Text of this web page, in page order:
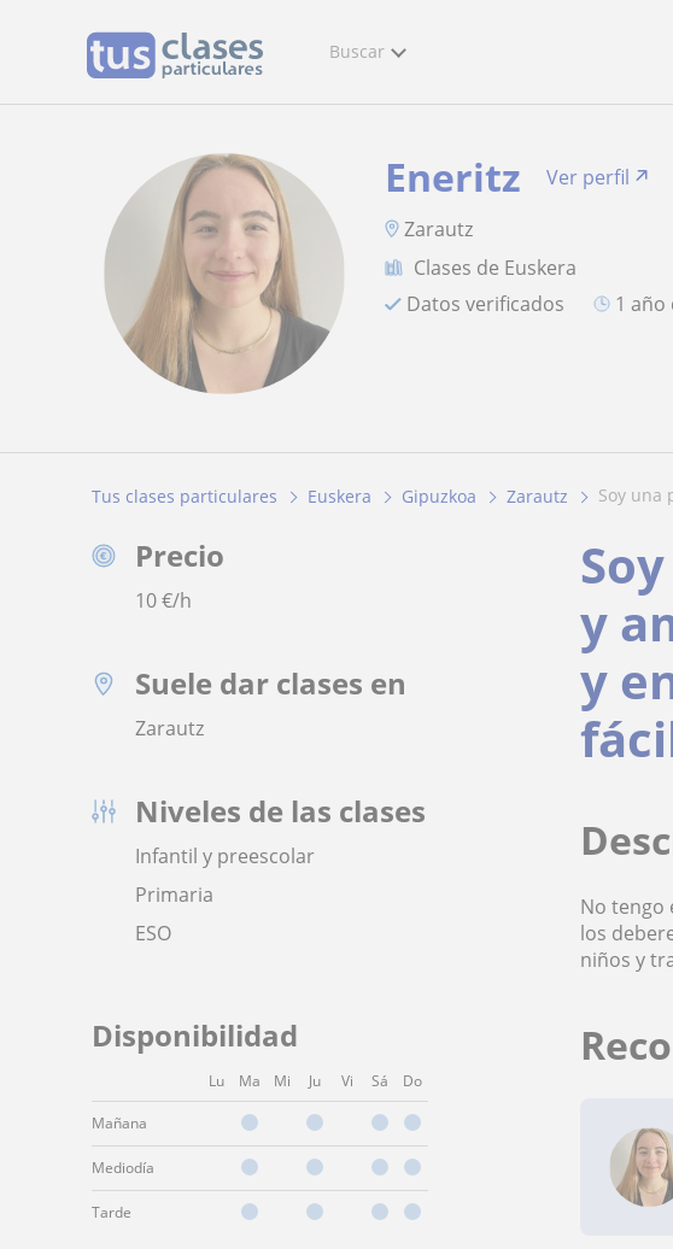
Buscar
Eneritz
Ver perfil
Zarautz
Clases de Euskera
Datos verificados
1
Tus clases particulares Euskera Gipuzkoa Zarautz soy
Precio
10€/h
Suele dar clases en
Zarautz
Niveles de las clases
Infantil y preescolar
Primaria
ESO
Disponibilidad
Lu Ma Mi Ju Vi Sá Do
Mañana
Mediodía
Tarde
y
y
No tengo
los
niños y